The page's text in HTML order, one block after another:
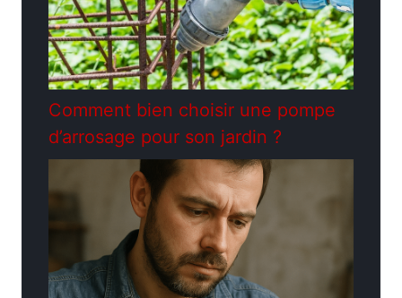
Comment bien choisir une pompe
d’arrosage pour son jardin ?